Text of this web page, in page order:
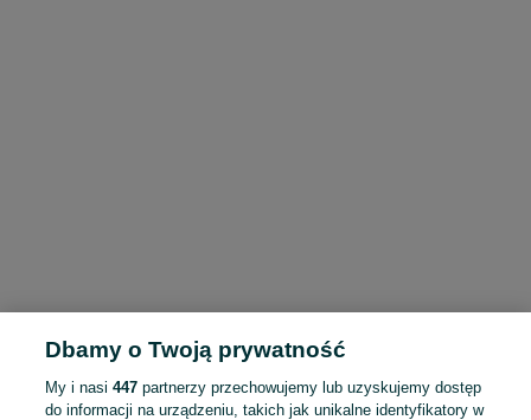
Dbamy o Twoją prywatność
My i nasi447 partnerzy przechowujemy lub uzyskujemy dostęp
do informacji na urządzeniu, takich jak unikalne identyfikatory w